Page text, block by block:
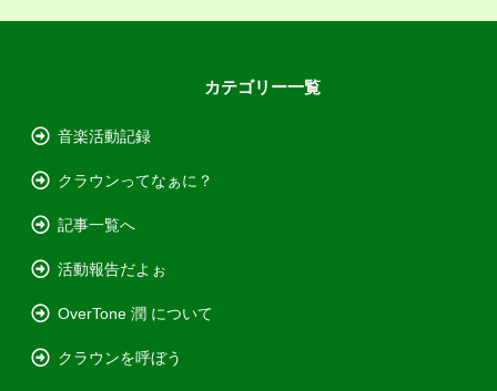
カテゴリー一覧
音楽活動記録
クラウンってなぁに？
記事一覧へ
活動報告だよぉ
OverTone 潤 について
クラウンを呼ぼう